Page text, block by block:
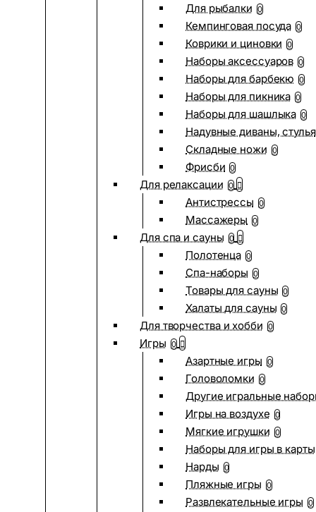
Для рыбалки 0
Кемпинговая посуда 0
Коврики и циновки 0
Наборы аксессуаров 0
Наборы для барбекю 0
Наборы для пикника 0
Наборы для шашлыка 0
Надувные диваны, стулья
Складные ножи 0
Фрисби 0
Для релаксации 0
Антистрессы 0
Массажеры 0
Для спа и сауны 0
Полотенца 0
Спа-наборы 0
Товары для сауны 0
Халаты для сауны 0
Для творчества и хобби 0
Игры 0
Азартные игры 0
Головоломки 0
Другие игральные
Игры на воздухе 0
Мягкие игрушки 0
Наборы для игры в карты
Нарды 0
Пляжные игры 0
Развлекательные игры 0